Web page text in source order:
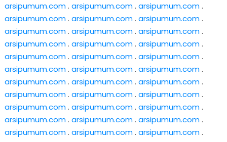
arsipumum.com. arsipumum.com. arsipumum.com.
arsipumum.com. arsipumum.com. arsipumum.com.
arsipumum.com. arsipumum.com. arsipumum.com.
arsipumum.com. arsipumum.com. arsipumum.com.
arsipumum.com. arsipumum.com. arsipumum.com.
arsipumum.com. arsipumum.com. arsipumum.com.
arsipumum.com. arsipumum.com. arsipumum.com.
arsipumum.com. arsipumum.com. arsipumum.com.
arsipumum.com. arsipumum.com. arsipumum.com.
arsipumum.com. arsipumum.com. arsipumum.com.
arsipumum.com. arsipumum.com. arsipumum.com.